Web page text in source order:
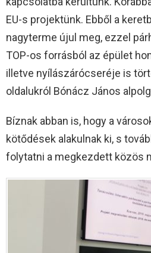
EU-s projektünk. Ebből a
nagyterme újul meg, ezzel
TOP-os forrásból az épület
illetve nyílászárócseréje is
oldalukról Bónácz János
Bíznak abban is, hogy a
kötődések alakulnak ki, s
folytatni a megkezdett közös